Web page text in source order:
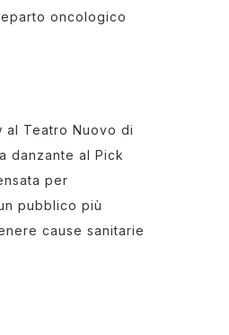
oncologico
al Teatro Nuovo di
danzante al Pick
per
pubblico più
cause sanitarie